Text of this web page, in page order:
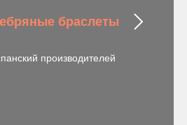
браслеты
производителей